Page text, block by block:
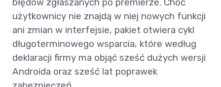
błędów zgłaszanych po premierze. Choć
użytkownicy nie znajdą w niej nowych funkcji
ani zmian w interfejsie, pakiet otwiera cykl
długoterminowego wsparcia, które według
deklaracji firmy ma objąć sześć dużych wersji
Androida oraz sześć lat poprawek